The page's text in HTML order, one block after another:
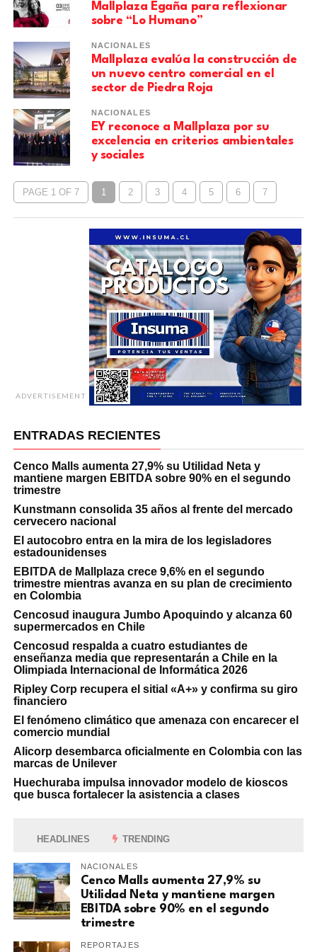
Mallplaza Egaña para reflexionar
sobre “Lo Humano”
NACIONALES
Mallplaza evalúa la construcción de
un nuevo centro comercial en el
sector de Piedra Roja
NACIONALES
EY reconoce a Mallplaza por su
excelencia en criterios ambientales
y sociales
PAGE 1 OF 7 1 2 3 4 5 6 7
ADVERTISEMENT
ENTRADAS RECIENTES
Cenco Malls aumenta 27,9% su Utilidad Neta y
mantiene margen EBITDA sobre 90% en el segundo
trimestre
Kunstmann consolida 35 años al frente del mercado
cervecero nacional
El autocobro entra en la mira de los legisladores
estadounidenses
EBITDA de Mallplaza crece 9,6% en el segundo
trimestre mientras avanza en su plan de crecimiento
en Colombia
Cencosud inaugura Jumbo Apoquindo y alcanza 60
supermercados en Chile
Cencosud respalda a cuatro estudiantes de
enseñanza media que representarán a Chile en la
Olimpiada Internacional de Informática 2026
Ripley Corp recupera el sitial «A+» y confirma su giro
financiero
El fenómeno climático que amenaza con encarecer el
comercio mundial
Alicorp desembarca oficialmente en Colombia con las
marcas de Unilever
Huechuraba impulsa innovador modelo de kioscos
que busca fortalecer la asistencia a clases
HEADLINES TRENDING
NACIONALES
Cenco Malls aumenta 27,9% su
Utilidad Neta y mantiene margen
EBITDA sobre 90% en el segundo
trimestre
REPORTAJES